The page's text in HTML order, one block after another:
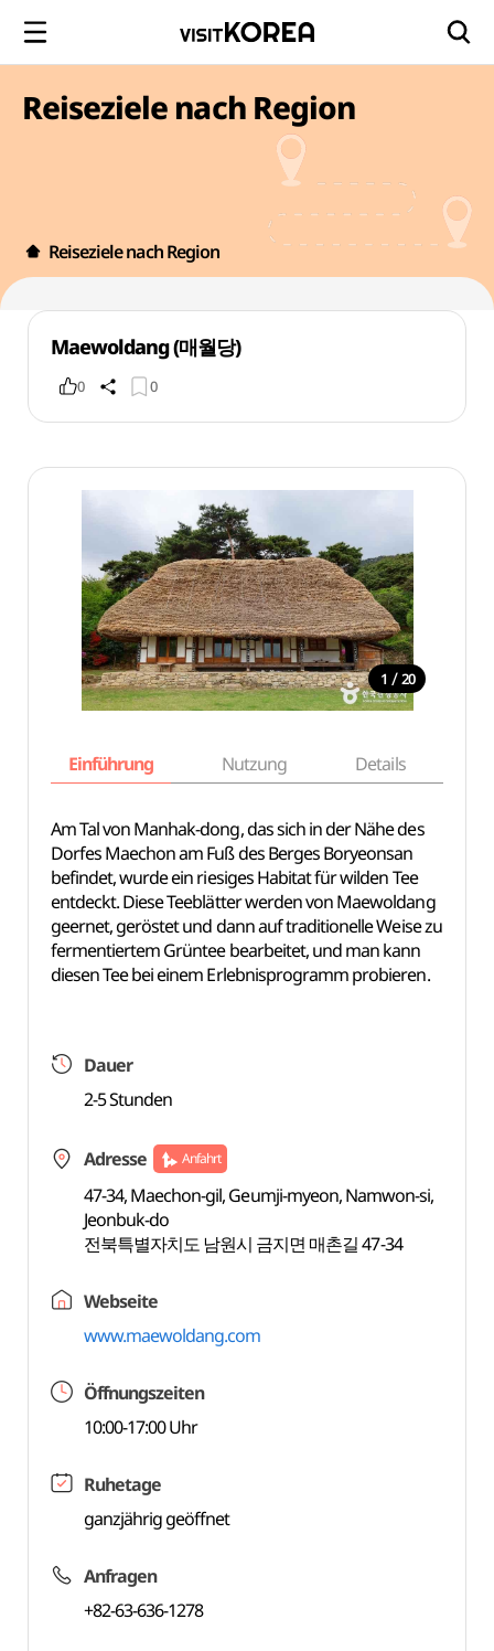
Reiseziele nach Region
Reiseziele nach Region
Maewoldang (매월당)
0 0
1 / 20
Einführung Nutzung Details
Am Tal von Manhak-dong, das sich in der Nähe des
Dorfes Maechon am Fuß des Berges Boryeonsan
befindet, wurde ein riesiges Habitat für wilden Tee
entdeckt. Diese Teeblätter werden von Maewoldang
geernet, geröstet und dann auf traditionelle Weise zu
fermentiertem Grüntee bearbeitet, und man kann
diesen Tee bei einem Erlebnisprogramm probieren.
Dauer
2-5 Stunden
Adresse Anfahrt
47-34, Maechon-gil, Geumji-myeon, Namwon-si,
Jeonbuk-do
전북특별자치도 남원시 금지면 매촌길 47-34
Webseite
www.maewoldang.com
Öffnungszeiten
10:00-17:00 Uhr
Ruhetage
ganzjährig geöffnet
Anfragen
+82-63-636-1278